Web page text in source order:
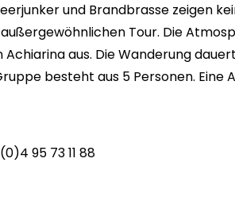
und Brandbrasse zeigen
Tour. Die
aus. Die Wanderung
besteht aus 5 Personen. Eine
95 73 11 88